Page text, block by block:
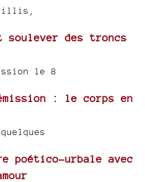
des troncs
le 8
: le corps en
poético-urbale avec